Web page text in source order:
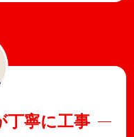
丁寧に工事